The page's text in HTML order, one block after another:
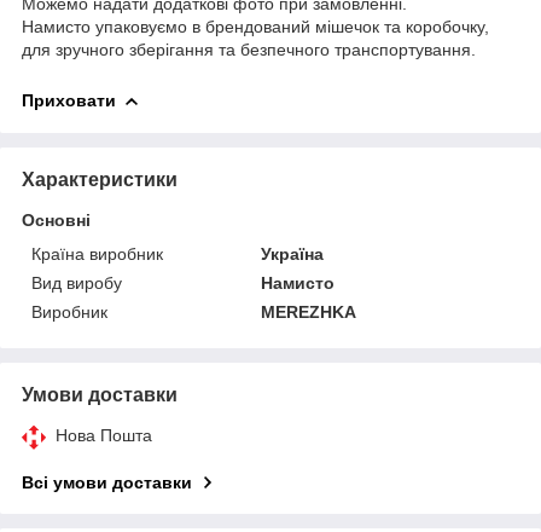
Намисто упаковуємо в брендований мішечок та коробочку,
для зручного зберігання та безпечного транспортування.
Приховати
Характеристики
Основні
Країна виробник
Україна
Вид виробу
Намисто
Виробник
MEREZHKA
Умови доставки
Нова Пошта
Всі умови доставки